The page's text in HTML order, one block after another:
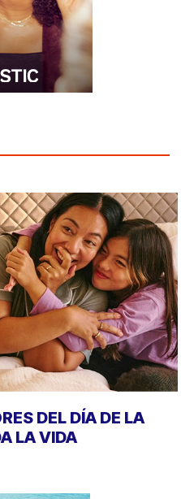
DEL DÍA DE LA
LA VIDA